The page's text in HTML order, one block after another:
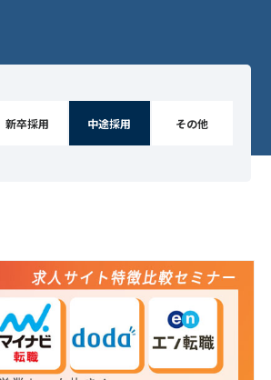
新卒採用 中途採用 その他